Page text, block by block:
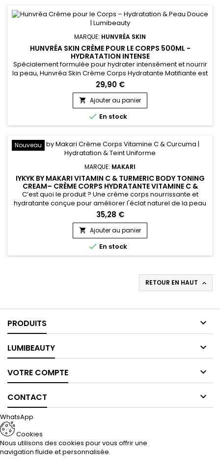
MARQUE: HUNVRÉA SKIN
HUNVRÉA SKIN CRÈME POUR LE CORPS 500ML -
HYDRATATION INTENSE
Spécialement formulée pour hydrater intensément et nourrir
la peau, Hunvréa Skin Crème Corps Hydratante Matifiante est
idéale pour retrouver une peau douce, souple et
éclatante.&nbsp; Sa texture onctueuse pénètre rapidement
sans laisser de film gras, tout en renforçant la barrière
cutanée. Parfaite pour tous les types de peaux, cette crème
hydratante pour...
29,90 €
 Ajouter au panier
 En stock
Nouveau
MARQUE: MAKARI
IYKYK BY MAKARI VITAMIN C & TURMERIC BODY TONING
CREAM– CRÈME CORPS HYDRATANTE VITAMINE C &
CURCUMA
C’est quoi le produit ? Une crème corps nourrissante et
hydratante conçue pour améliorer l'éclat naturel de la peau
et favoriser un teint plus uniforme. IYKYK by Makari Vitamin C &
Turmeric Body Toning Cream associe le beurre de karité, le
curcuma, la prune de Kakadu, la pomme, le gingembre,
l'aloe vera, le ginseng, le tournesol, le son de riz...
35,28 €
 Ajouter au panier
 En stock
RETOUR EN HAUT 
PRODUITS 
LUMIBEAUTY 
VOTRE COMPTE 
CONTACT 
WhatsApp
Cookies
Nous utilisons des cookies pour vous offrir une
navigation fluide et personnalisée.